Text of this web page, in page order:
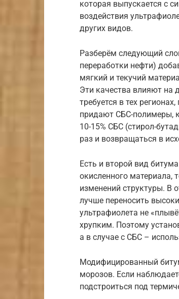
которая выпускается с
воздействия
других видов.
Разберём следующий
переработки нефти)
мягкий и текучий
Эти качества влияют на
требуется в тех
придают СБС-полимеры,
10-15% СБС (стирол-
раз и возвращаться в
Есть и второй вид
окисленного материала,
изменений структуры. В
лучше переносить
ультрафиолета не
хрупким. Поэтому
а в случае с СБС –
Модифицированный
морозов. Если
подстроиться под